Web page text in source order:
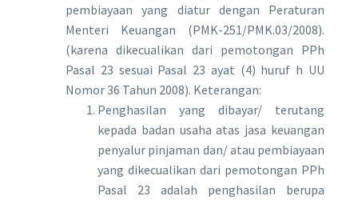
pembiayaan yang diatur dengan Peraturan
Menteri Keuangan (PMK-251/PMK.03/2008).
(karena dikecualikan dari pemotongan PPh
Pasal 23 sesuai Pasal 23 ayat (4) huruf h UU
Nomor 36 Tahun 2008). Keterangan:
Penghasilan yang dibayar/ terutang
kepada badan usaha atas jasa keuangan
penyalur pinjaman dan/ atau pembiayaan
yang dikecualikan dari pemotongan PPh
Pasal 23 adalah penghasilan berupa